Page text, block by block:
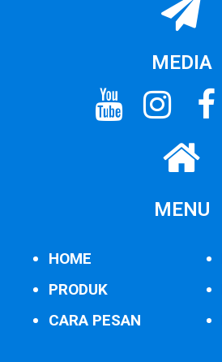
MEDIA
MENU
HOME
PRODUK
CARA PESAN